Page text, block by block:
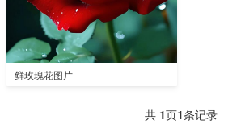
鲜玫瑰花图片
共 1页1条记录